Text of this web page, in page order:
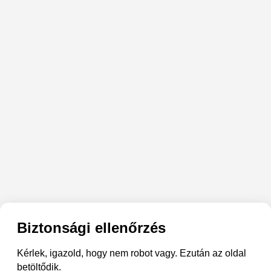
Biztonsági ellenőrzés
Kérlek, igazold, hogy nem robot vagy. Ezután az oldal
betöltődik.